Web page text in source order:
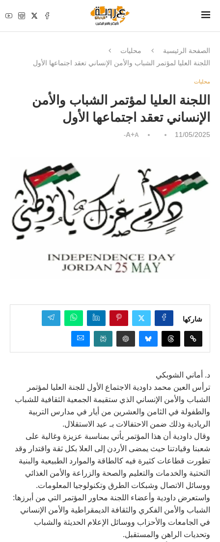
الصفحة الرئيسية
محليات
اللجنة العليا لمؤتمر الشباب والأمن الإنساني تعقد اجتماعها الأول
محليات
اللجنة العليا لمؤتمر الشباب والأمن
الإنساني تعقد اجتماعها الأول
11/05/2025
A+A-
شاركها
د. أماني الشوبكي
ترأس العين محمد داودية الاجتماع الأول للجنة العليا لمؤتمر
الشباب والأمن الإنساني الذي ستقيمة الجمعية الثقافية للشباب
والطفولة في الثامن والعشرين من أيار في مدارس التربية
الريادية وذلك ضمن الاحتفالات بـ عيد الاستقلال.
وقال داودية أن هذا المؤتمر يأتي بمناسبة عزيزة وغالية على
شعبنا وقيادتنا حيث يمضى الأردن إلى العلا بكل ثقة واقتدار وقد
تطورت قطاعات كثيرة فيه كالطاقة والموارد الطبيعية والبنية
التحتية والخدمات والتعليم والصحة والزراعة والأمن الغذائي
ووسائل الاتصال وشبكات الطرق وتكنولوجيا المعلومات.
واستعرض داودية وأعضاء اللجنة محاور المؤتمر التي من أبرزها:
الشباب والأمن الفكري والثقافة الديمقراطية والأمن الإنساني
في الجامعات والأحزاب ووسائل الإعلام الحديثة والشباب
وتحديات الراهن والمستقبل.